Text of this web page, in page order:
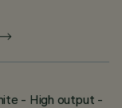
- High output -